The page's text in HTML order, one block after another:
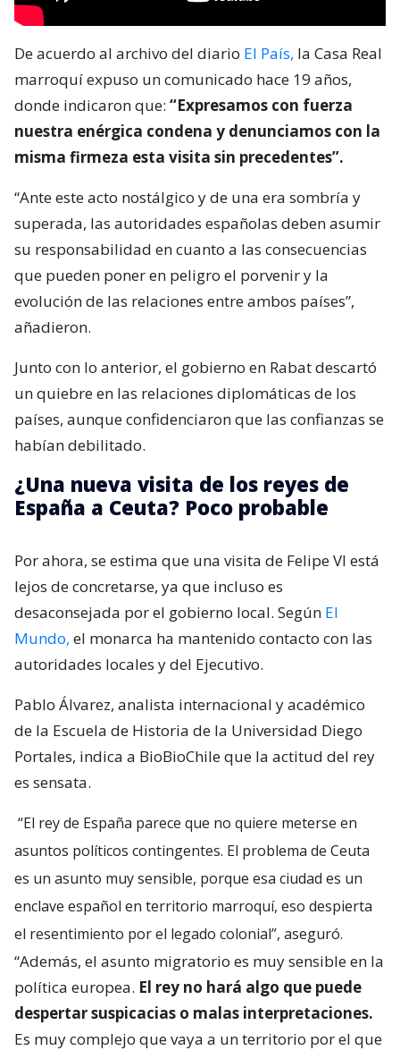
De acuerdo al archivo del diario El País, la Casa Real
marroquí expuso un comunicado hace 19 años,
donde indicaron que: “Expresamos con fuerza
nuestra enérgica condena y denunciamos con la
misma firmeza esta visita sin precedentes”.
“Ante este acto nostálgico y de una era sombría y
superada, las autoridades españolas deben asumir
su responsabilidad en cuanto a las consecuencias
que pueden poner en peligro el porvenir y la
evolución de las relaciones entre ambos países”,
añadieron.
Junto con lo anterior, el gobierno en Rabat descartó
un quiebre en las relaciones diplomáticas de los
países, aunque confidenciaron que las confianzas se
habían debilitado.
¿Una nueva visita de los reyes de
España a Ceuta? Poco probable
Por ahora, se estima que una visita de Felipe VI está
lejos de concretarse, ya que incluso es
desaconsejada por el gobierno local. Según El
Mundo, el monarca ha mantenido contacto con las
autoridades locales y del Ejecutivo.
Pablo Álvarez, analista internacional y académico
de la Escuela de Historia de la Universidad Diego
Portales, indica a BioBioChile que la actitud del rey
es sensata.
“El rey de España parece que no quiere meterse en
asuntos políticos contingentes. El problema de Ceuta
es un asunto muy sensible, porque esa ciudad es un
enclave español en territorio marroquí, eso despierta
el resentimiento por el legado colonial”, aseguró.
“Además, el asunto migratorio es muy sensible en la
política europea. El rey no hará algo que puede
despertar suspicacias o malas interpretaciones.
Es muy complejo que vaya a un territorio por el que